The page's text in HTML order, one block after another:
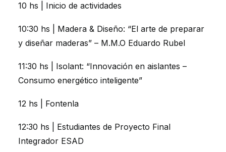
10 hs | Inicio de actividades
10:30 hs | Madera & Diseño: “El arte de preparar
y diseñar maderas” – M.M.O Eduardo Rubel
11:30 hs | Isolant: “Innovación en aislantes –
Consumo energético inteligente”
12 hs | Fontenla
12:30 hs | Estudiantes de Proyecto Final
Integrador ESAD